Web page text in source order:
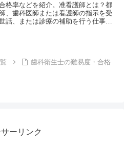
格率などを紹介。准看護師とは？都
、歯科医師または看護師の指示を受
話、または診療の補助を行う仕事で
歯科衛生士の難易度・合格
ーリンク